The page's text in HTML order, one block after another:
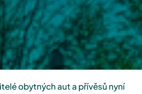
obytných aut a přívěsů nyní